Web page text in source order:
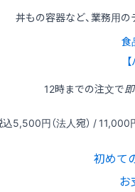
丼もの容器など、業務用
食
12時までの注文で
込5,500円（法人宛） / 11,000
初めて
お